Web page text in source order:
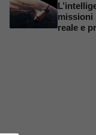
missioni
reale e